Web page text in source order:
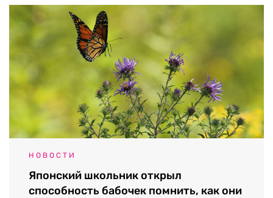
НОВОСТИ
Японский школьник открыл
способность бабочек помнить, как они